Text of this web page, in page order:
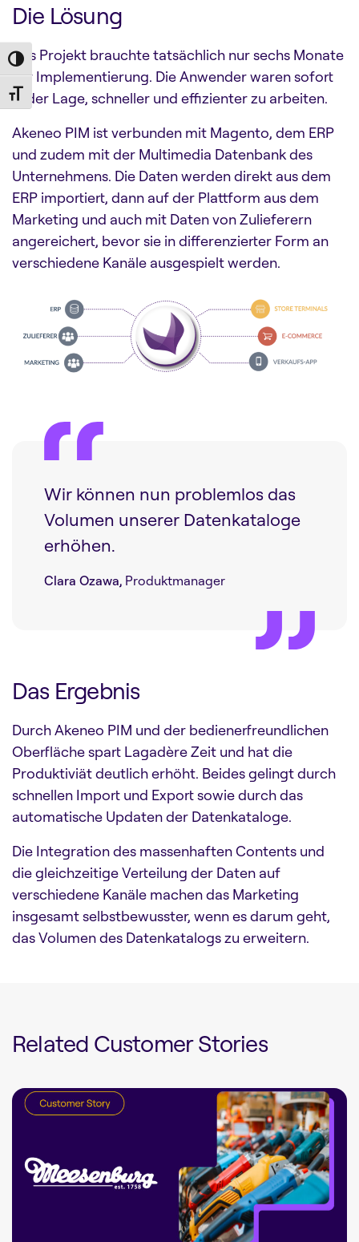
Toggle High Contrast
Toggle Font size
Die Lösung
Das Projekt brauchte tatsächlich nur sechs Monate
zur Implementierung. Die Anwender waren sofort
in der Lage, schneller und effizienter zu arbeiten.
Akeneo PIM ist verbunden mit Magento, dem ERP
und zudem mit der Multimedia Datenbank des
Unternehmens. Die Daten werden direkt aus dem
ERP importiert, dann auf der Plattform aus dem
Marketing und auch mit Daten von Zulieferern
angereichert, bevor sie in differenzierter Form an
verschiedene Kanäle ausgespielt werden.
Wir können nun problemlos das
Volumen unserer Datenkataloge
erhöhen.
Clara Ozawa, Produktmanager
Das Ergebnis
Durch Akeneo PIM und der bedienerfreundlichen
Oberfläche spart Lagadère Zeit und hat die
Produktiviät deutlich erhöht. Beides gelingt durch
schnellen Import und Export sowie durch das
automatische Updaten der Datenkataloge.
Die Integration des massenhaften Contents und
die gleichzeitige Verteilung der Daten auf
verschiedene Kanäle machen das Marketing
insgesamt selbstbewusster, wenn es darum geht,
das Volumen des Datenkatalogs zu erweitern.
Related Customer Stories